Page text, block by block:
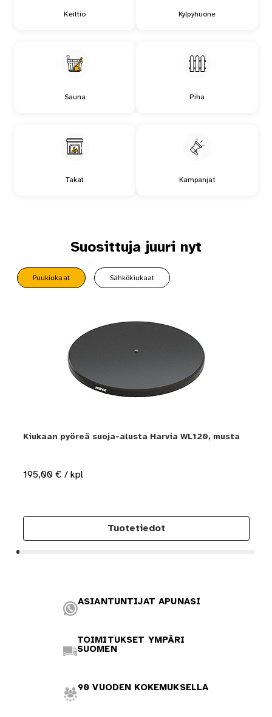
Keittiö Kylpyhuone
Sauna Piha
Takat Kampanjat
Suosittuja juuri nyt
Puukiukaat Sähkökiukaat
Kiukaan pyöreä suoja-alusta Harvia WL120, musta
195,00 € / kpl
Tuotetiedot
ASIANTUNTIJAT APUNASI
TOIMITUKSET YMPÄRI
SUOMEN
90 VUODEN KOKEMUKSELLA